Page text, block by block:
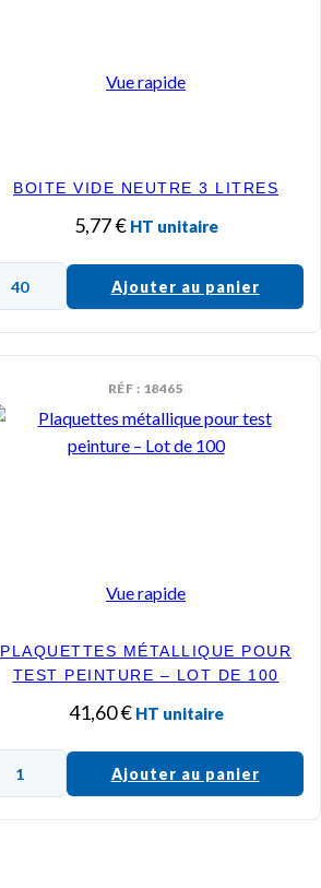
Vue rapide
BOITE VIDE NEUTRE 3 LITRES
5,77€ HT unitaire
Ajouter au panier
RÉF : 18465
Vue rapide
PLAQUETTES MÉTALLIQUE POUR
TEST PEINTURE – LOT DE 100
41,60€ HT unitaire
Ajouter au panier